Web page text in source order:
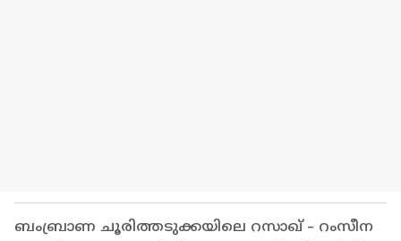
ബംബ്രാണ ചൂരിത്തടുക്കയിലെ റസാഖ് - റംസീന